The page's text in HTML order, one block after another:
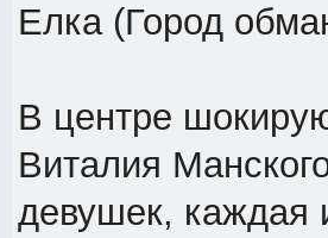
Елка (Город
В центре
Виталия
девушек, каждая